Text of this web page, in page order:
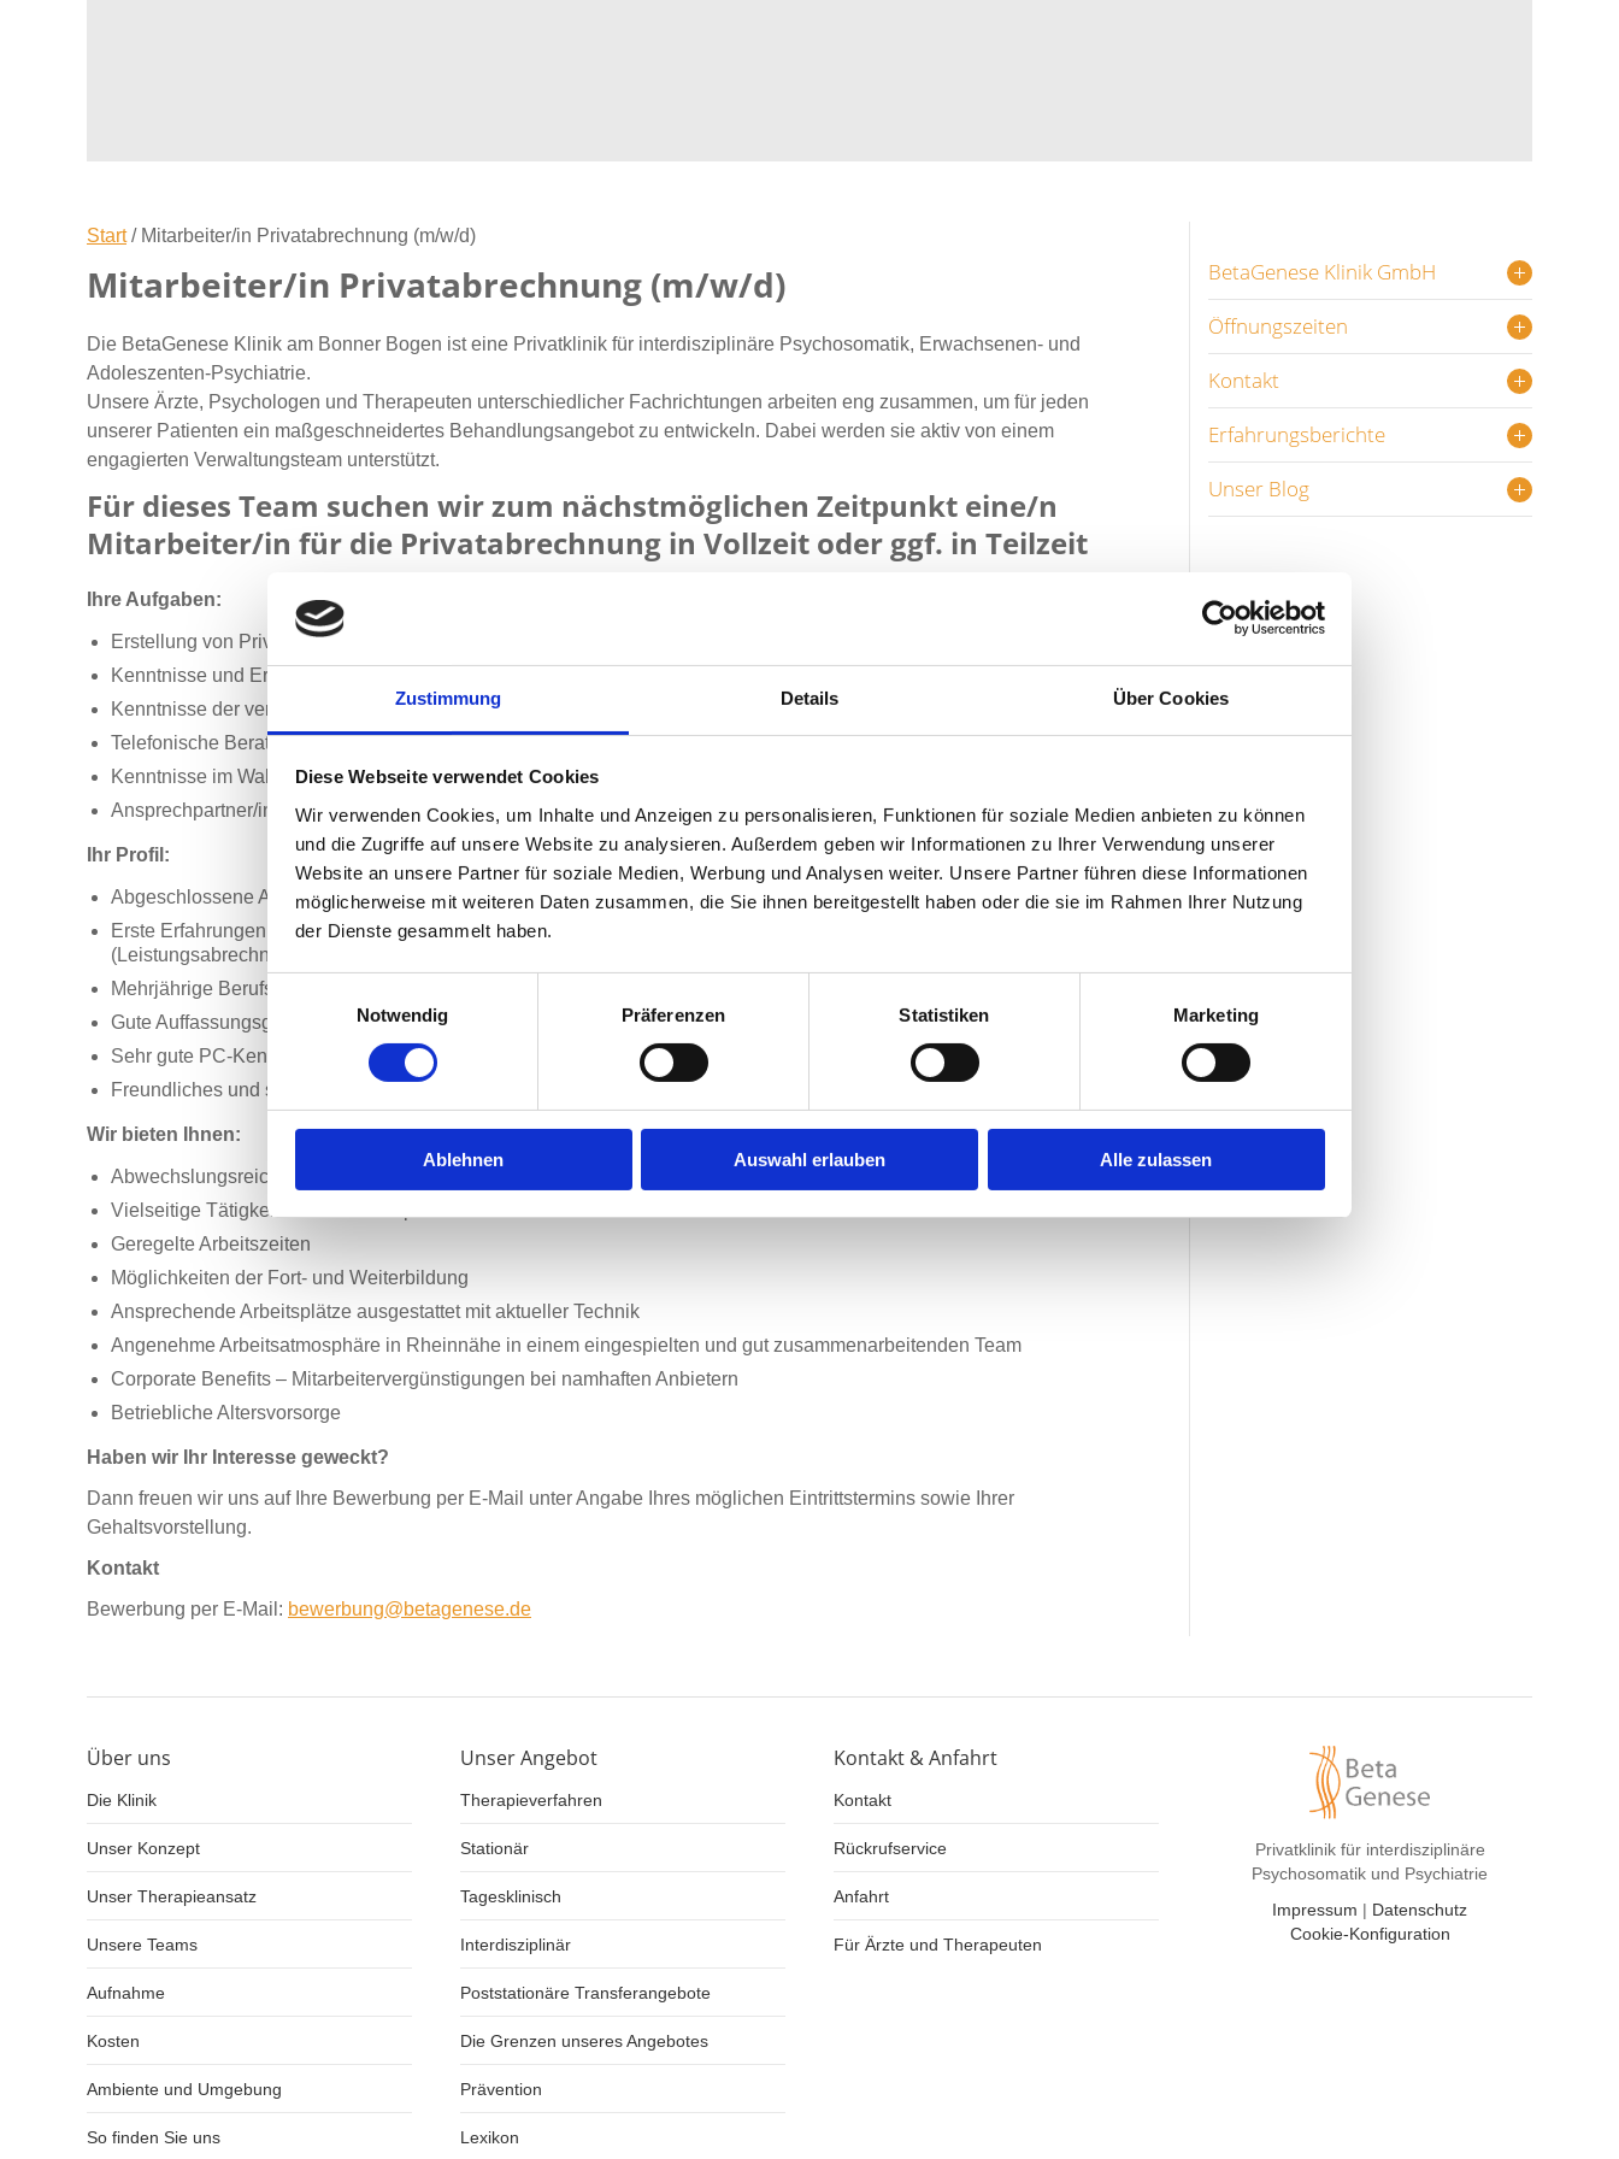
Zustimmung Details Über Cookies
Diese Webseite verwendet Cookies
Wir verwenden Cookies, um Inhalte und Anzeigen zu personalisieren, Funktionen für soziale Medien anbieten zu können
und die Zugriffe auf unsere Website zu analysieren. Außerdem geben wir Informationen zu Ihrer Verwendung unserer
Website an unsere Partner für soziale Medien, Werbung und Analysen weiter. Unsere Partner führen diese Informationen
möglicherweise mit weiteren Daten zusammen, die Sie ihnen bereitgestellt haben oder die sie im Rahmen Ihrer Nutzung
der Dienste gesammelt haben.
Einwilligungsauswahl
Notwendig
Präferenzen Statistiken Marketing
Ablehnen Auswahl erlauben Alle zulassen
Start/ Mitarbeiter/in Privatabrechnung (m/w/d)
Mitarbeiter/in Privatabrechnung (m/w/d)
Die BetaGenese Klinik am Bonner Bogen ist eine Privatklinik für interdisziplinäre Psychosomatik, Erwachsenen- und
Adoleszenten-Psychiatrie.
Unsere Ärzte, Psychologen und Therapeuten unterschiedlicher Fachrichtungen arbeiten eng zusammen, um für jeden
unserer Patienten ein maßgeschneidertes Behandlungsangebot zu entwickeln. Dabei werden sie aktiv von einem
engagierten Verwaltungsteam unterstützt.
Für dieses Team suchen wir zum nächstmöglichen Zeitpunkt eine/n
Mitarbeiter/in für die Privatabrechnung in Vollzeit oder ggf. in Teilzeit
Ihre Aufgaben:
Erstellung von Privatliquidationen nach GOÄ
Kenntnisse und Erfahrungen in der Abrechnung (GOÄ, DRG) wünschenswert
Kenntnisse der verschiedenen Versicherungen (GKV und PKV) und Kommunikation mit diesen
Telefonische Beratung von Patientinnen und Patienten zur Aufnahme sowie Kosten/ Kostenübernahmen
Kenntnisse im Wahlleistungsmanagement wünschenswert / keine Bedingung
Ansprechpartner/in für Ärzte
Ihr Profil:
Abgeschlossene Ausbildung im medizinischen Bereich oder vergleichbare Ausbildung
Erste Erfahrungen im Bereich Patientenabrechnung in den Fachrichtungen Psychiatrie, Psychosomatik
(Leistungsabrechnung nach GOÄ)
Mehrjährige Berufserfahrung
Gute Auffassungsgabe und hohes Verantwortungsbewusstsein
Sehr gute PC-Kenntnisse (Office)
Freundliches und selbstsicheres Auftreten, persönliches Engagement, Flexibilität und Teamfähigkeit
Wir bieten Ihnen:
Abwechslungsreiches Aufgabengebiet
Vielseitige Tätigkeit in einem multiprofessionellen Team
Geregelte Arbeitszeiten
Möglichkeiten der Fort- und Weiterbildung
Ansprechende Arbeitsplätze ausgestattet mit aktueller Technik
Angenehme Arbeitsatmosphäre in Rheinnähe in einem eingespielten und gut zusammenarbeitenden Team
Corporate Benefits – Mitarbeitervergünstigungen bei namhaften Anbietern
Betriebliche Altersvorsorge
Haben wir Ihr Interesse geweckt?
Dann freuen wir uns auf Ihre Bewerbung per E-Mail unter Angabe Ihres möglichen Eintrittstermins sowie Ihrer
Gehaltsvorstellung.
Kontakt
Bewerbung per E-Mail: bewerbung@betagenese.de
BetaGenese Klinik GmbH
Öffnungszeiten
Kontakt
Erfahrungsberichte
Unser Blog
Über uns
Die Klinik
Unser Konzept
Unser Therapieansatz
Unsere Teams
Aufnahme
Kosten
Ambiente und Umgebung
So finden Sie uns
Unser Angebot
Therapieverfahren
Stationär
Tagesklinisch
Interdisziplinär
Poststationäre Transferangebote
Die Grenzen unseres Angebotes
Prävention
Lexikon
Kontakt & Anfahrt
Kontakt
Rückrufservice
Anfahrt
Für Ärzte und Therapeuten
Privatklinik für interdisziplinäre
Psychosomatik und Psychiatrie
Impressum | Datenschutz
Cookie-Konfiguration